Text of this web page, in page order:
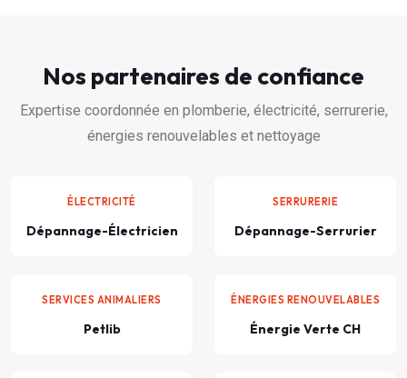
Nos partenaires de confiance
Expertise coordonnée en plomberie, électricité, serrurerie,
énergies renouvelables et nettoyage
ÉLECTRICITÉ
Dépannage-Électricien
SERRURERIE
Dépannage-Serrurier
SERVICES ANIMALIERS
Petlib
ÉNERGIES RENOUVELABLES
Énergie Verte CH